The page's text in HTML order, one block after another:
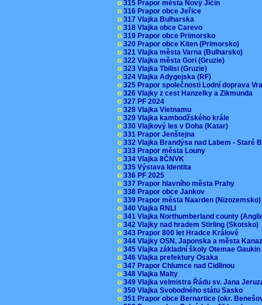
o 315 Prapor města Nový Jičín
o 316 Prapor obce Jeřice
o 317 Vlajka Bulharska
o 318 Vlajka obce Carevo
o 319 Prapor obce Primorsko
o 320 Prapor obce Kiten (Primorsko)
o 321 Vlajka města Varna (Bulharsko)
o 322 Vlajka města Gori (Gruzie)
o 323 Vlajka Tbilisi (Gruzie)
o 324 Vlajka Adygejska (RF)
o 325 Prapor společnosti Lodní doprava
o 326 Vlajky z cest Hanzelky a Zikmunda
o 327 PF 2024
o 328 Vlajka Vietnamu
o 329 Vlajka kambodžského krále
o 330 Vlajkový les v Doha (Katar)
o 331 Prapor Jenštejna
o 332 Vlajka Brandýsa nad Labem - Staré
o 333 Prapor města Louny
o 334 Vlajka 8ČNVK
o 335 Výstava Identita
o 336 PF 2025
o 337 Prapor hlavního města Prahy
o 338 Prapor obce Jankov
o 339 Prapor města Naarden
o 340 Vlajka RNLI
o 341 Vlajka Northumberland county
o 342 Vlajky nad hradem Stirling (Skotsko)
o 343 Prapor 800 let Hradce Králové
o 344 Vlajky OSN, Japonska a města
o 345 Vlajka základní školy Otemae
o 346 Vlajka prefektury Osaka
o 347 Prapor Chlumce nad Cidlinou
o 348 Vlajka Malty
o 349 Vlajka velmistra Řádu sv. Jana
o 350 Vlajka Svobodného státu Sasko
o 351 Prapor obce Bernartice (okr.